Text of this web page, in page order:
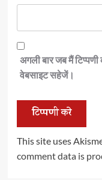
अगली बार जब मैं
वेबसाइट सहेजें।
This site uses
comment data is